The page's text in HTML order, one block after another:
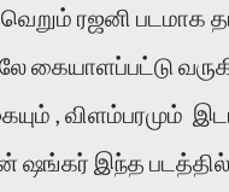
ரஜனி
கையாளப்பட்டு
, விளம்பரமும்
ஷங்கர் இந்த படத்தில்